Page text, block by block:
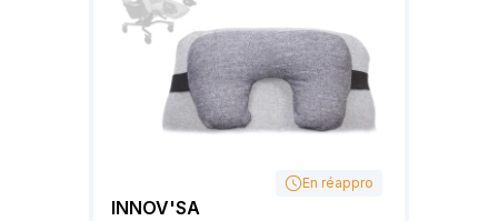
En réappro
INNOV'SA